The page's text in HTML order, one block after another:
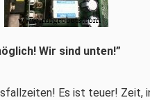
Wir sind unten!”
Es ist teuer! Zeit,